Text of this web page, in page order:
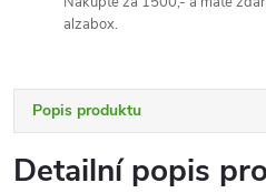
alzabox.
Popis produktu
Detailní popis